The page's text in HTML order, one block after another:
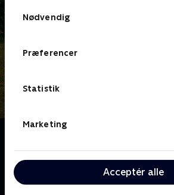
Nødvendig
Præferencer
Statistik
Marketing
Acceptér alle
udfolder sig med varme, humor og
unge beboere, der alle er født med